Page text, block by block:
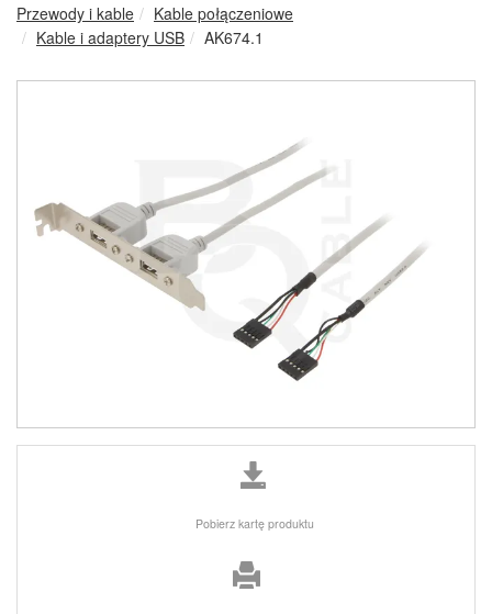
Przewody i kable
Kable połączeniowe
Kable i adaptery USB
AK674.1
Pobierz kartę produktu